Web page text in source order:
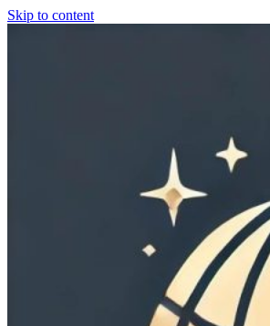
Skip to content